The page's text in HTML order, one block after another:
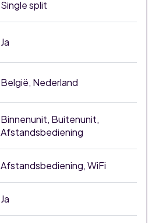
Single split
Ja
België, Nederland
Binnenunit, Buitenunit,
Afstandsbediening
Afstandsbediening, WiFi
Ja